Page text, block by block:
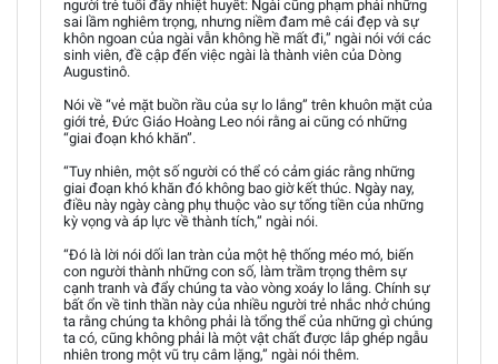
người trẻ tuổi đầy nhiệt huyết: Ngài cũng phạm phải những
sai lầm nghiêm trọng, nhưng niềm đam mê cái đẹp và sự
khôn ngoan của ngài vẫn không hề mất đi,” ngài nói với các
sinh viên, đề cập đến việc ngài là thành viên của Dòng
Augustinô.
Nói về “vẻ mặt buồn rầu của sự lo lắng” trên khuôn mặt của
giới trẻ, Đức Giáo Hoàng Leo nói rằng ai cũng có những
“giai đoạn khó khăn”.
“Tuy nhiên, một số người có thể có cảm giác rằng những
giai đoạn khó khăn đó không bao giờ kết thúc. Ngày nay,
điều này ngày càng phụ thuộc vào sự tống tiền của những
kỳ vọng và áp lực về thành tích,” ngài nói.
“Đó là lời nói dối lan tràn của một hệ thống méo mó, biến
con người thành những con số, làm trầm trọng thêm sự
cạnh tranh và đẩy chúng ta vào vòng xoáy lo lắng. Chính sự
bất ổn về tinh thần này của nhiều người trẻ nhắc nhở chúng
ta rằng chúng ta không phải là tổng thể của những gì chúng
ta có, cũng không phải là một vật chất được lắp ghép ngẫu
nhiên trong một vũ trụ câm lặng,” ngài nói thêm.